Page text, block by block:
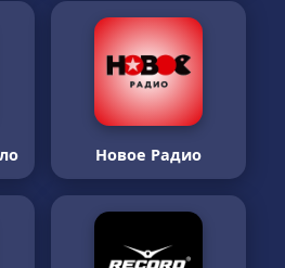
Новое Радио